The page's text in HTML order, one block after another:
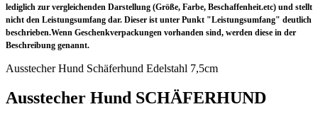
lediglich zur vergleichenden Darstellung (Größe, Farbe, Beschaffenheit.etc) und stellt
nicht den Leistungsumfang dar. Dieser ist unter Punkt "Leistungsumfang" deutlich
beschrieben.Wenn Geschenkverpackungen vorhanden sind, werden diese in der
Beschreibung genannt.
Ausstecher Hund Schäferhund Edelstahl 7,5cm
Ausstecher Hund SCHÄFERHUND